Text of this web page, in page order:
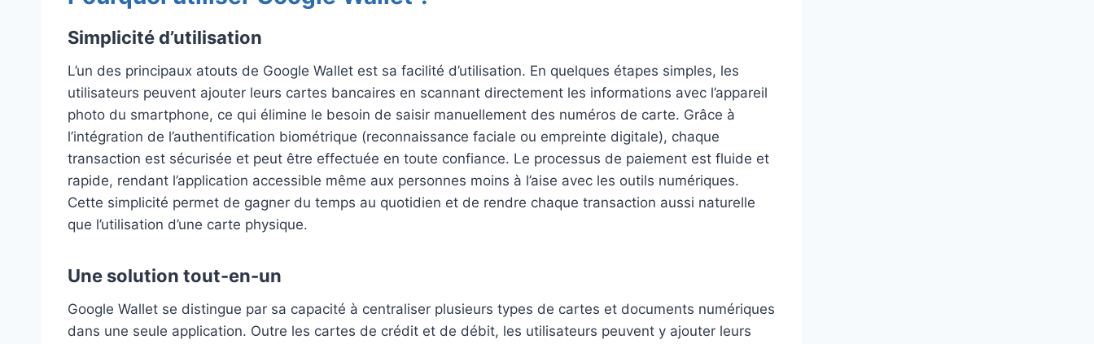
Simplicité d’utilisation
L’un des principaux atouts de Google Wallet est sa facilité d’utilisation. En quelques étapes simples, les
utilisateurs peuvent ajouter leurs cartes bancaires en scannant directement les informations avec l’appareil
photo du smartphone, ce qui élimine le besoin de saisir manuellement des numéros de carte. Grâce à
l’intégration de l’authentification biométrique (reconnaissance faciale ou empreinte digitale), chaque
transaction est sécurisée et peut être effectuée en toute confiance. Le processus de paiement est fluide et
rapide, rendant l’application accessible même aux personnes moins à l’aise avec les outils numériques.
Cette simplicité permet de gagner du temps au quotidien et de rendre chaque transaction aussi naturelle
que l’utilisation d’une carte physique.
Une solution tout-en-un
Google Wallet se distingue par sa capacité à centraliser plusieurs types de cartes et documents numériques
dans une seule application. Outre les cartes de crédit et de débit, les utilisateurs peuvent y ajouter leurs